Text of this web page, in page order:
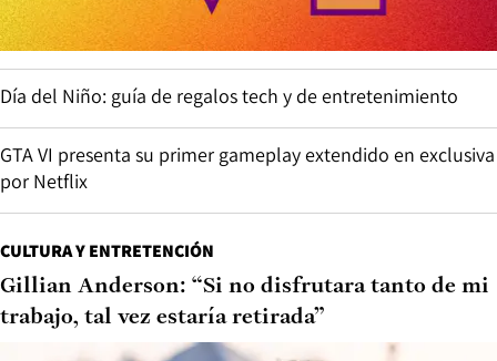
Día del Niño: guía de regalos tech y de entretenimiento
GTA VI presenta su primer gameplay extendido en exclusiva
por Netflix
CULTURA Y ENTRETENCIÓN
Gillian Anderson: “Si no disfrutara tanto de mi
trabajo, tal vez estaría retirada”